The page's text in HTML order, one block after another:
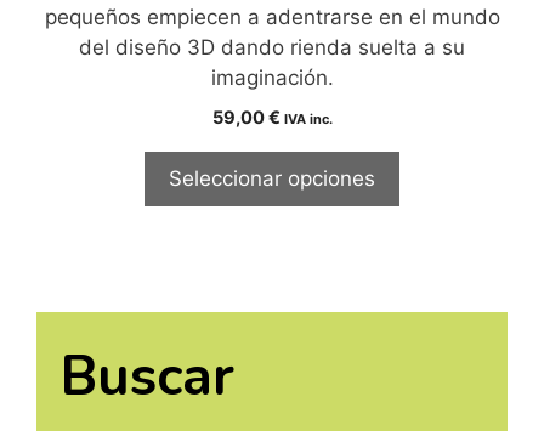
pequeños empiecen a adentrarse en el mundo
del diseño 3D dando rienda suelta a su
imaginación.
59,00€ IVA inc.
Seleccionar opciones
Buscar